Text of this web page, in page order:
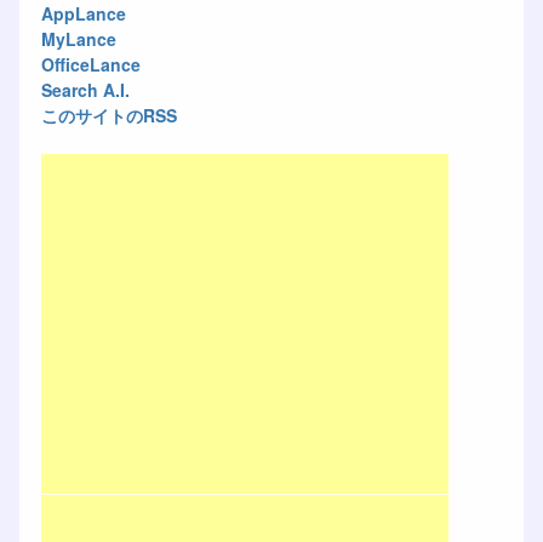
AppLance
MyLance
OfficeLance
Search A.I.
このサイトのRSS